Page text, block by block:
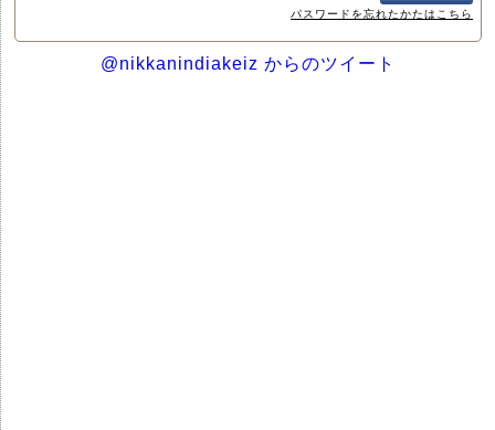
パスワードを忘れたかたはこちら
@nikkanindiakeiz からのツイート